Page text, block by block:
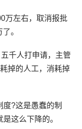
万左右，取消报批
。
千人打申请，主管
掉的人工，消耗掉
?这是愚蠢的制
这么下降的。